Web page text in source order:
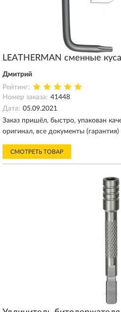
LEATHERMAN сменные
Дмитрий
Рейтинг:
Номер заказа: 41448
Дата: 05.09.2021
Заказ пришёл, быстро, упакован
оригинал, все документы (гарантия)
СМОТРЕТЬ ТОВАР